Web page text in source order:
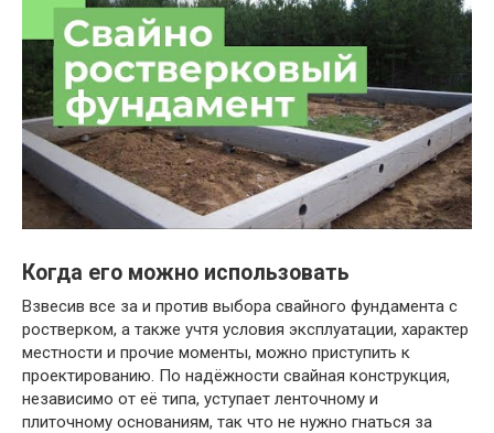
Когда его можно использовать
Взвесив все за и против выбора свайного фундамента с
ростверком, а также учтя условия эксплуатации, характер
местности и прочие моменты, можно приступить к
проектированию. По надёжности свайная конструкция,
независимо от её типа, уступает ленточному и
плиточному основаниям, так что не нужно гнаться за